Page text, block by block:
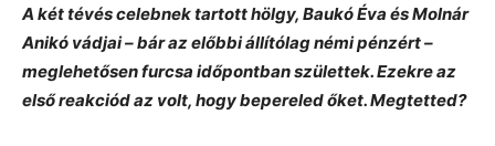
A két tévés celebnek tartott hölgy, Baukó Éva és Molnár
Anikó vádjai – bár az előbbi állítólag némi pénzért –
meglehetősen furcsa időpontban születtek. Ezekre az
első reakciód az volt, hogy bepereled őket. Megtetted?